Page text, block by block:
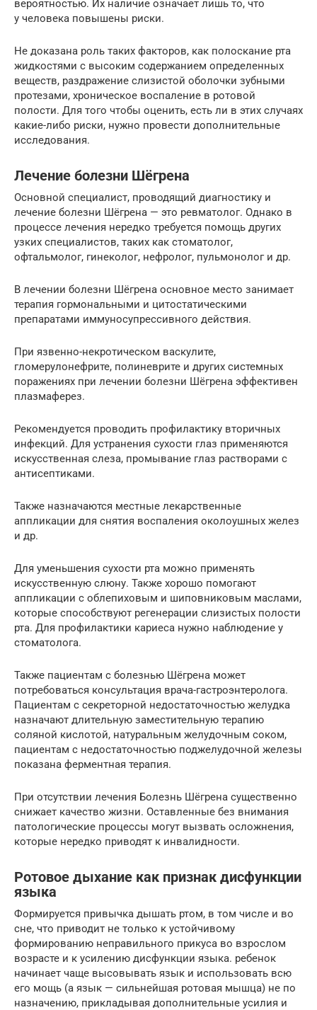
вероятностью. Их наличие означает лишь то, что
у человека повышены риски.
Не доказана роль таких факторов, как полоскание рта
жидкостями с высоким содержанием определенных
веществ, раздражение слизистой оболочки зубными
протезами, хроническое воспаление в ротовой
полости. Для того чтобы оценить, есть ли в этих случаях
какие-либо риски, нужно провести дополнительные
исследования.
Лечение болезни Шёгрена
Основной специалист, проводящий диагностику и
лечение болезни Шёгрена — это ревматолог. Однако в
процессе лечения нередко требуется помощь других
узких специалистов, таких как стоматолог,
офтальмолог, гинеколог, нефролог, пульмонолог и др.
В лечении болезни Шёгрена основное место занимает
терапия гормональными и цитостатическими
препаратами иммуносупрессивного действия.
При язвенно-некротическом васкулите,
гломерулонефрите, полиневрите и других системных
поражениях при лечении болезни Шёгрена эффективен
плазмаферез.
Рекомендуется проводить профилактику вторичных
инфекций. Для устранения сухости глаз применяются
искусственная слеза, промывание глаз растворами с
антисептиками.
Также назначаются местные лекарственные
аппликации для снятия воспаления околоушных желез
и др.
Для уменьшения сухости рта можно применять
искусственную слюну. Также хорошо помогают
аппликации с облепиховым и шиповниковым маслами,
которые способствуют регенерации слизистых полости
рта. Для профилактики кариеса нужно наблюдение у
стоматолога.
Также пациентам с болезнью Шёгрена может
потребоваться консультация врача-гастроэнтеролога.
Пациентам с секреторной недостаточностью желудка
назначают длительную заместительную терапию
соляной кислотой, натуральным желудочным соком,
пациентам с недостаточностью поджелудочной железы
показана ферментная терапия.
При отсутствии лечения Болезнь Шёгрена существенно
снижает качество жизни. Оставленные без внимания
патологические процессы могут вызвать осложнения,
которые нередко приводят к инвалидности.
Ротовое дыхание как признак дисфункции
языка
Формируется привычка дышать ртом, в том числе и во
сне, что приводит не только к устойчивому
формированию неправильного прикуса во взрослом
возрасте и к усилению дисфункции языка. ребенок
начинает чаще высовывать язык и использовать всю
его мощь (а язык — сильнейшая ротовая мышца) не по
назначению, прикладывая дополнительные усилия и